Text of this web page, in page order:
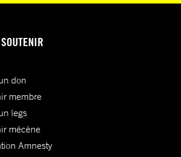
don
membre
legs
mécène
Amnesty